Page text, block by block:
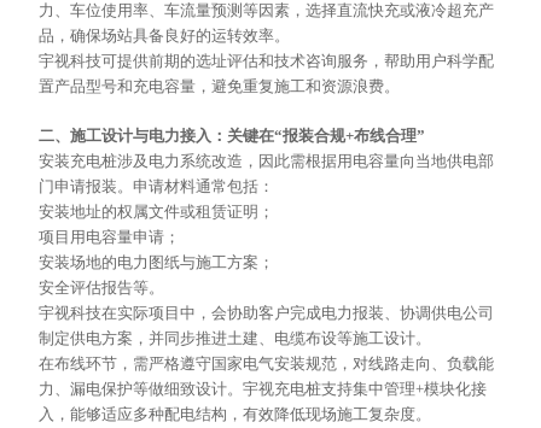
力、车位使用率、车流量预测等因素，选择直流快充或液冷超充产
品，确保场站具备良好的运转效率。
宇视科技可提供前期的选址评估和技术咨询服务，帮助用户科学配
置产品型号和充电容量，避免重复施工和资源浪费。
二、施工设计与电力接入：关键在“报装合规+布线合理”
安装充电桩涉及电力系统改造，因此需根据用电容量向当地供电部
门申请报装。申请材料通常包括：
安装地址的权属文件或租赁证明；
项目用电容量申请；
安装场地的电力图纸与施工方案；
安全评估报告等。
宇视科技在实际项目中，会协助客户完成电力报装、协调供电公司
制定供电方案，并同步推进土建、电缆布设等施工设计。
在布线环节，需严格遵守国家电气安装规范，对线路走向、负载能
力、漏电保护等做细致设计。宇视充电桩支持集中管理+模块化接
入，能够适应多种配电结构，有效降低现场施工复杂度。